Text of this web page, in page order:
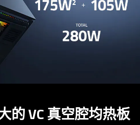
的 VC 真空腔均热板